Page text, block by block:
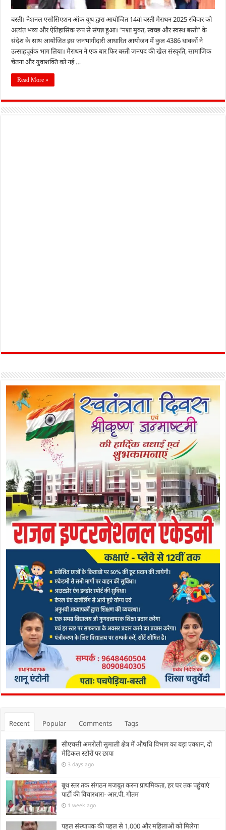
बस्ती। नेशनल एसोसिएशन ऑफ यूथ द्वारा आयोजित 14वां बस्ती मैराथन 2025 रविवार को
अत्यंत भव्य और ऐतिहासिक रूप से संपन्न हुआ। “नशा मुक्त, स्वच्छ और स्वस्थ बस्ती” के
संदेश के साथ आयोजित इस जनभागीदारी आधारित आयोजन में कुल 4386 धावकों ने
उत्साहपूर्वक भाग लिया। मैराथन ने एक बार फिर बस्ती जनपद की खेल संस्कृति, सामाजिक
चेतना और युवाशक्ति को नई …
Read More »
Recent Popular Comments Tags
सीएचसी अमरोली सुमाली क्षेत्र में औषधि विभाग का बड़ा एक्शन, दो
मेडिकल स्टोरों पर छापा
3 days ago
बूथ स्तर तक संगठन मजबूत करना प्राथमिकता, हर घर तक पहुंचाएं
पार्टी की विचारधारा- आर.पी. गौतम
1 week ago
पहल संस्थापक की पहल से 1,000 और महिलाओं को मिलेगा